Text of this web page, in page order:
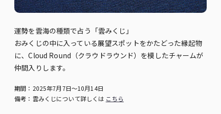
運勢を雲海の種類で占う「雲みくじ」
おみくじの中に入っている展望スポットをかたどった縁起物
に、Cloud Round（クラウドラウンド）を模したチャームが
仲間入りします。
期間：2025年7月7日～10月14日
備考：雲みくじについて詳しくは こちら